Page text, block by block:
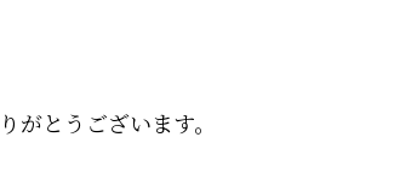
がとうございます。